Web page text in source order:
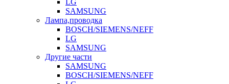
LG
SAMSUNG
Лампа,проводка
BOSCH/SIEMENS/NEFF
LG
SAMSUNG
Другие части
SAMSUNG
BOSCH/SIEMENS/NEFF